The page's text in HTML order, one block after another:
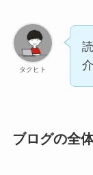
タクヒト
ブログの全